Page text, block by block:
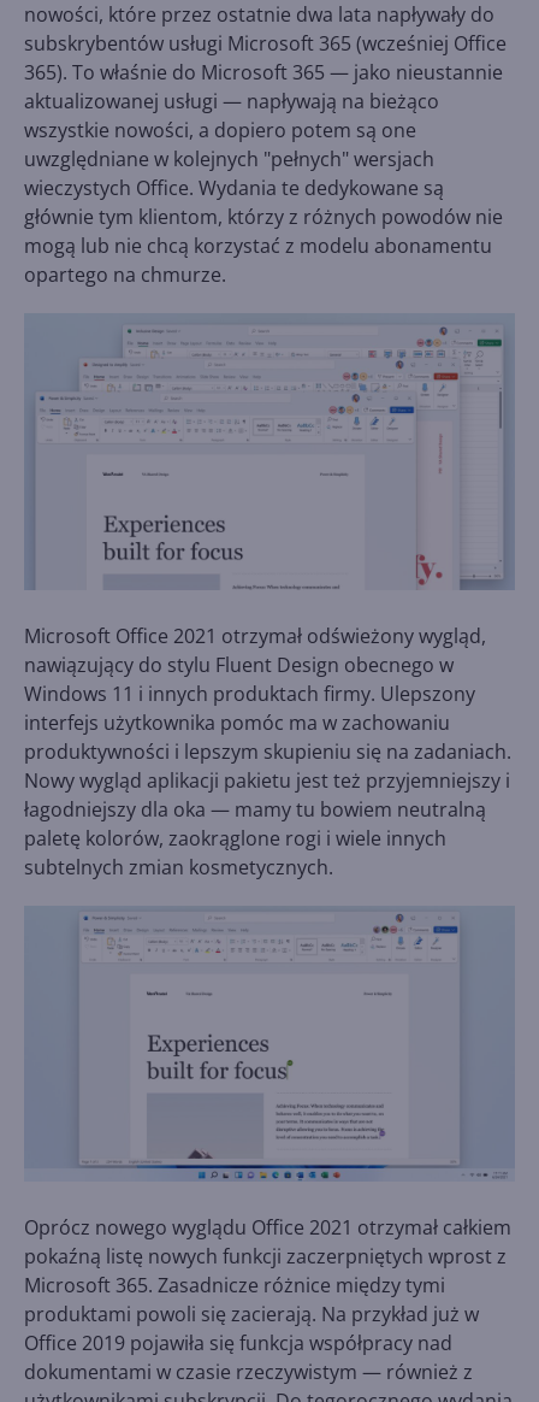
nowości, które przez ostatnie dwa lata napływały do
subskrybentów usługi Microsoft 365 (wcześniej Office
365). To właśnie do Microsoft 365 — jako nieustannie
aktualizowanej usługi — napływają na bieżąco
wszystkie nowości, a dopiero potem są one
uwzględniane w kolejnych "pełnych" wersjach
wieczystych Office. Wydania te dedykowane są
głównie tym klientom, którzy z różnych powodów nie
mogą lub nie chcą korzystać z modelu abonamentu
opartego na chmurze.
Microsoft Office 2021 otrzymał odświeżony wygląd,
nawiązujący do stylu Fluent Design obecnego w
Windows 11 i innych produktach firmy. Ulepszony
interfejs użytkownika pomóc ma w zachowaniu
produktywności i lepszym skupieniu się na zadaniach.
Nowy wygląd aplikacji pakietu jest też przyjemniejszy i
łagodniejszy dla oka — mamy tu bowiem neutralną
paletę kolorów, zaokrąglone rogi i wiele innych
subtelnych zmian kosmetycznych.
Oprócz nowego wyglądu Office 2021 otrzymał całkiem
pokaźną listę nowych funkcji zaczerpniętych wprost z
Microsoft 365. Zasadnicze różnice między tymi
produktami powoli się zacierają. Na przykład już w
Office 2019 pojawiła się funkcja współpracy nad
dokumentami w czasie rzeczywistym — również z